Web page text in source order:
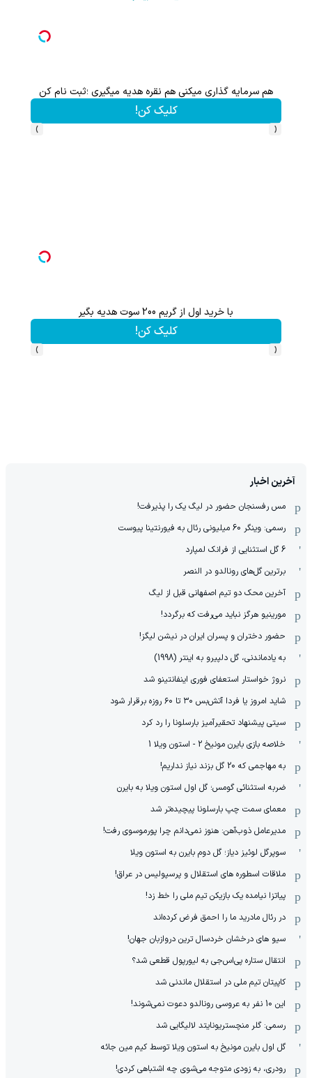
هم سرمایه گذاری میکنی هم نقره هدیه میگیری ؛ثبت نام کن
کلیک کن!
‹
›
با خرید اول از گریم 200 سوت هدیه بگیر
کلیک کن!
‹
›
آخرین اخبار
مس رفسنجان حضور در لیگ یک را پذیرفت!
رسمی: وینگر 60 میلیونی رئال به فیورنتینا پیوست
6 گل استثنایی از فرانک لمپارد
برترین گل‌های رونالدو در النصر
آخرین محک دو تیم اصفهانی قبل از لیگ
مورینیو هرگز نباید می‌رفت که برگردد!
حضور دختران و پسران ایران در نیشن لیگز!
به یادماندنی، گل دلپیرو به اینتر (1998)
نروژ خواستار استعفای فوری اینفانتینو شد
شاید امروز یا فردا آتش‌بس ۳۰ تا ۶۰ روزه برقرار شود
سیتی پیشنهاد تحقیرآمیز بارسلونا را رد کرد
خلاصه بازی بایرن مونیخ 2 - استون ویلا 1
به مهاجمی که 20 گل بزند نیاز نداریم!
ضربه استثنائی گومس؛ گل اول استون ویلا به بایرن
معمای سمت چپ بارسلونا پیچیده‌تر شد
مدیرعامل ذوب‌آهن: هنوز نمی‌دانم چرا پورموسوی رفت!
سوپرگل لوئیز دیاز؛ گل دوم بایرن به استون ویلا
ملاقات اسطوره های استقلال و پرسپولیس در عراق!
پیاتزا نیامده یک بازیکن تیم ملی را خط زد!
در رئال مادرید ما را احمق فرض کرده‌اند
سیو های درخشان خردسال ترین دروازبان جهان!
انتقال ستاره پی‌اس‌جی به لیورپول قطعی شد؟
کاپیتان تیم ملی در استقلال ماندنی شد
این 10 نفر به عروسی رونالدو دعوت نمی‌شوند!
رسمی: گلر منچستریونایتد لالیگایی شد
گل اول بایرن مونیخ به استون ویلا توسط کیم مین جائه
رودری، به زودی متوجه می‌شوی چه اشتباهی کردی!